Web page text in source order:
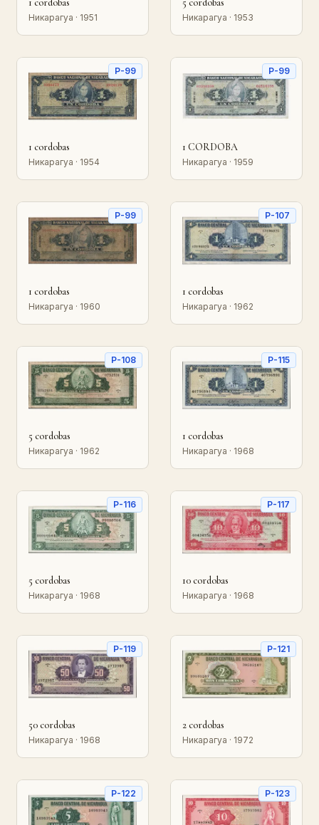
1 cordobas
Никарагуа · 1951
5 cordobas
Никарагуа · 1953
P-99
1 cordobas
Никарагуа · 1954
P-99
1 CORDOBA
Никарагуа · 1959
P-99
1 cordobas
Никарагуа · 1960
P-107
1 cordobas
Никарагуа · 1962
P-108
5 cordobas
Никарагуа · 1962
P-115
1 cordobas
Никарагуа · 1968
P-116
5 cordobas
Никарагуа · 1968
P-117
10 cordobas
Никарагуа · 1968
P-119
50 cordobas
Никарагуа · 1968
P-121
2 cordobas
Никарагуа · 1972
P-122 P-123